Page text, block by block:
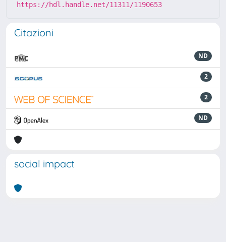
https://hdl.handle.net/11311/1190653
Citazioni
ND
2
2
ND
social impact